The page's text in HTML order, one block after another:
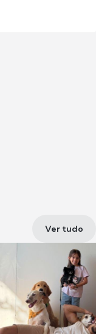
Ver tudo